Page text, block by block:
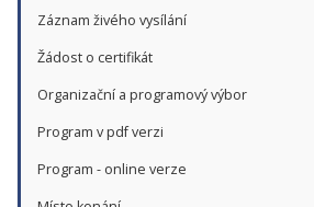
Záznam živého vysílání
Žádost o certifikát
Organizační a programový výbor
Program v pdf verzi
Program - online verze